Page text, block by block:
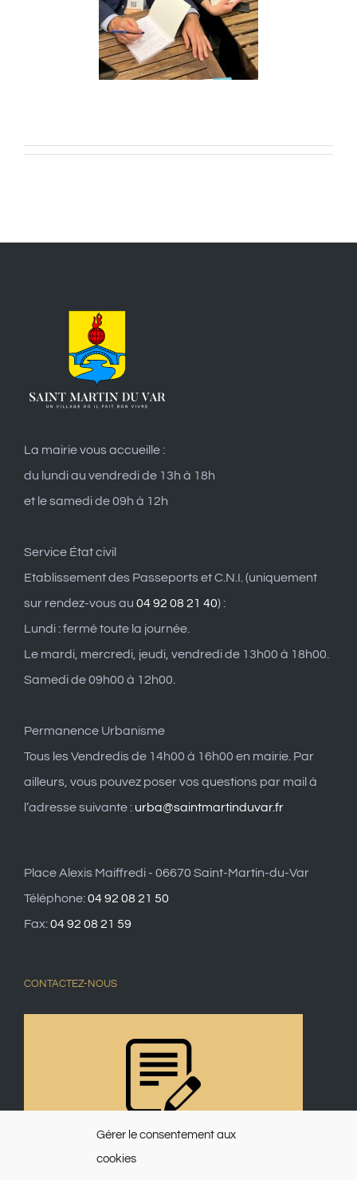
Gérer le consentement aux
cookies
La mairie vous accueille :
du lundi au vendredi de 13h à 18h
et le samedi de 09h à 12h
Service État civil
Etablissement des Passeports et C.N.I. (uniquement
sur rendez-vous au 04 92 08 21 40) :
Lundi : fermé toute la journée.
Le mardi, mercredi, jeudi, vendredi de 13h00 à 18h00.
Samedi de 09h00 à 12h00.
Permanence Urbanisme
Tous les Vendredis de 14h00 à 16h00 en mairie. Par
ailleurs, vous pouvez poser vos questions par mail à
l’adresse suivante : urba@saintmartinduvar.fr
Place Alexis Maiffredi - 06670 Saint-Martin-du-Var
Téléphone:04 92 08 21 50
Fax:04 92 08 21 59
CONTACTEZ-NOUS